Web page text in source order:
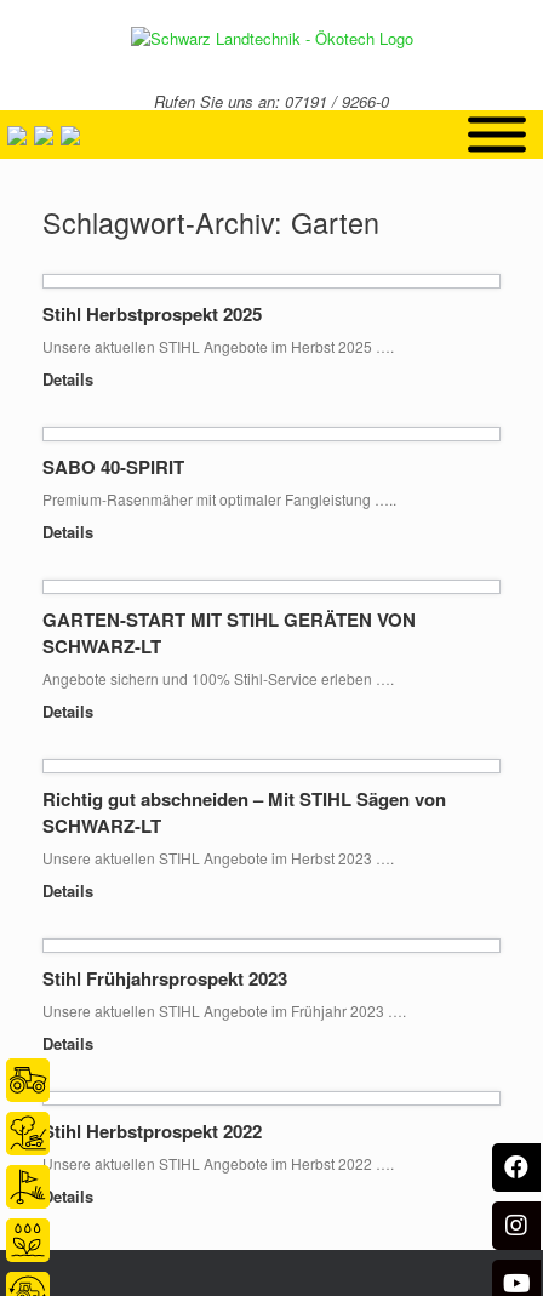
Rufen Sie uns an: 07191 / 9266-0
Schlagwort-Archiv: Garten
Stihl Herbstprospekt 2025
Unsere aktuellen STIHL Angebote im Herbst 2025 ….
Details
SABO 40-SPIRIT
Premium-Rasenmäher mit optimaler Fangleistung …..
Details
GARTEN-START MIT STIHL GERÄTEN VON
SCHWARZ-LT
Angebote sichern und 100% Stihl-Service erleben ….
Details
Richtig gut abschneiden – Mit STIHL Sägen von
SCHWARZ-LT
Unsere aktuellen STIHL Angebote im Herbst 2023 ….
Details
Stihl Frühjahrsprospekt 2023
Unsere aktuellen STIHL Angebote im Frühjahr 2023 ….
Details
Stihl Herbstprospekt 2022
Unsere aktuellen STIHL Angebote im Herbst 2022 ….
Details